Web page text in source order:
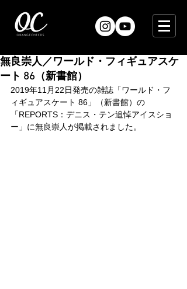
無良崇人／ワールド・フィギュアスケ
ート 86（新書館）
2019年11月22日発売の雑誌「ワールド・フ
ィギュアスケート 86」（新書館）の
「REPORTS：デニス・テン追悼アイスショ
ー」に無良崇人が掲載されました。